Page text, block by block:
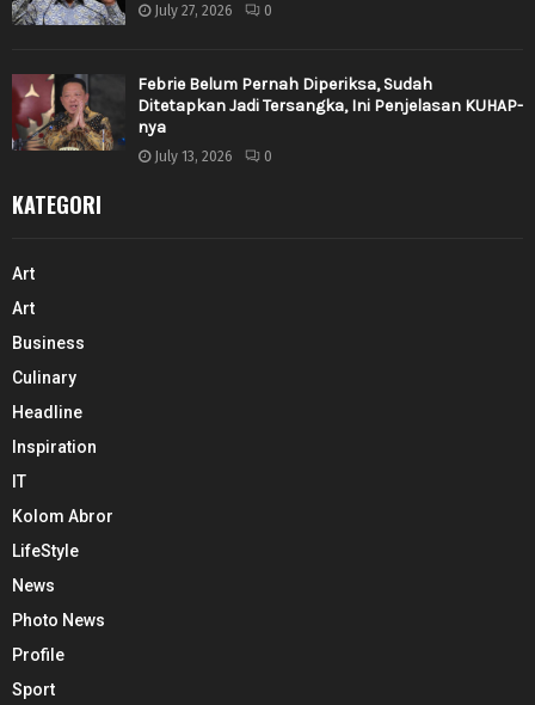
July 27, 2026 0
Febrie Belum Pernah Diperiksa, Sudah
Ditetapkan Jadi Tersangka, Ini Penjelasan KUHAP-
nya
July 13, 2026 0
KATEGORI
Art
Art
Business
Culinary
Headline
Inspiration
IT
Kolom Abror
LifeStyle
News
Photo News
Profile
Sport